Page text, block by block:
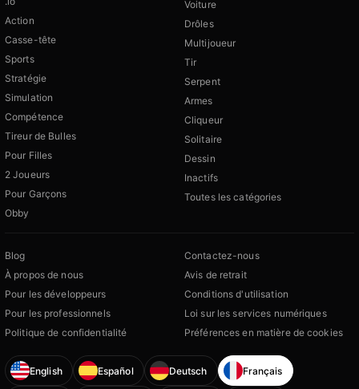
Action
Casse-tête
Sports
Stratégie
Simulation
Compétence
Tireur de Bulles
Pour Filles
2 Joueurs
Pour Garçons
Obby
Voiture
Drôles
Multijoueur
Tir
Serpent
Armes
Cliqueur
Solitaire
Dessin
Inactifs
Toutes les catégories
Blog
À propos de nous
Pour les développeurs
Pour les professionnels
Politique de confidentialité
Contactez-nous
Avis de retrait
Conditions d'utilisation
Loi sur les services numériques
Préférences en matière de cookies
English Español Deutsch Français